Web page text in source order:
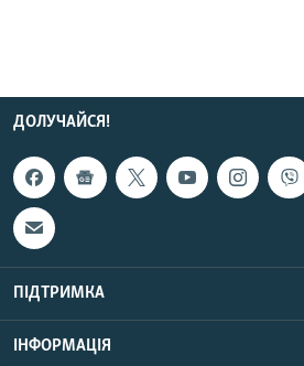
ДОЛУЧАЙСЯ!
ПІДТРИМКА
ІНФОРМАЦІЯ